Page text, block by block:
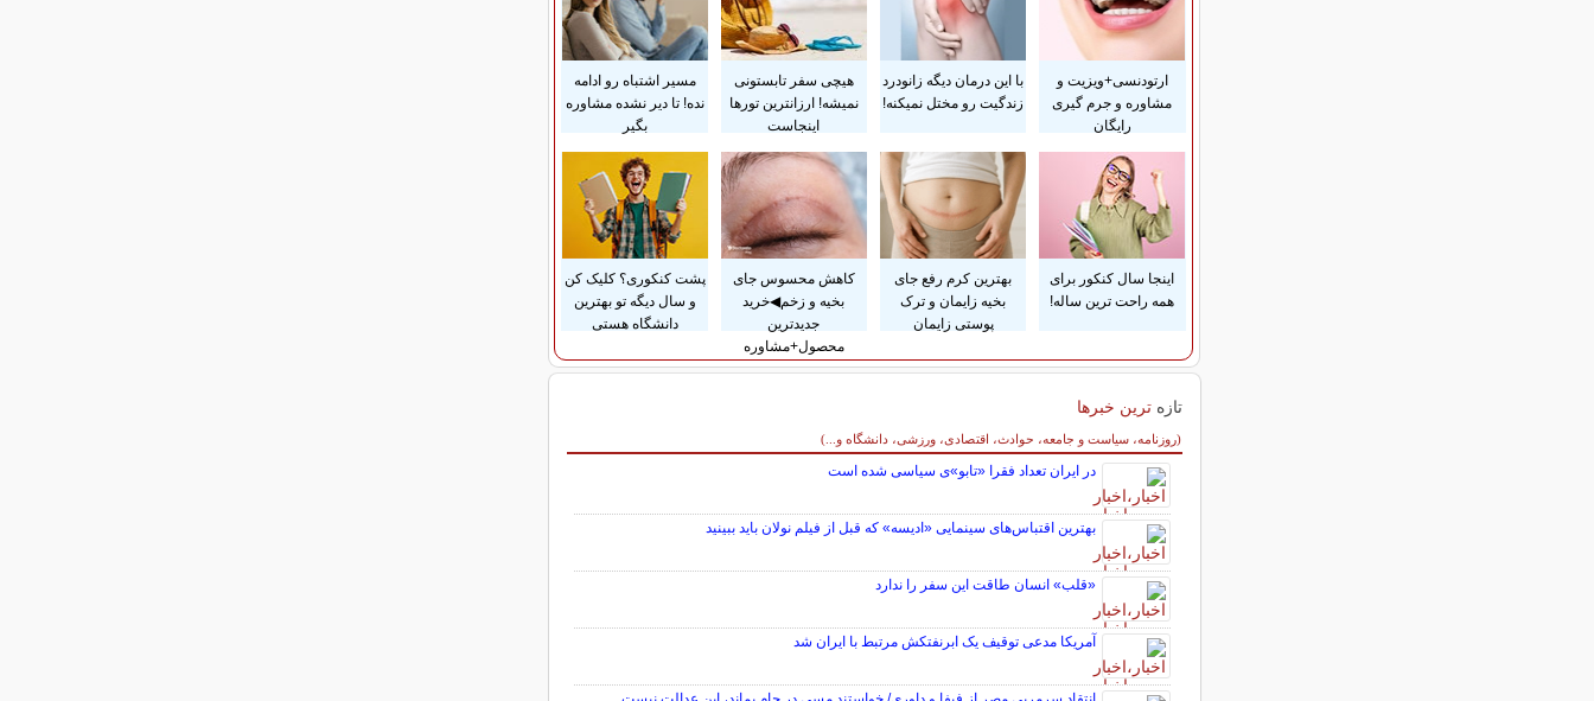
ارتودنسی+ویزیت و
مشاوره و جرم گیری
رایگان
با این درمان دیگه زانودرد
زندگیت رو مختل نمیکنه!
هیچی سفر تابستونی
نمیشه! ارزانترین تورها
اینجاست
مسیر اشتباه رو ادامه
نده! تا دیر نشده مشاوره
بگیر
اینجا سال کنکور برای
همه راحت ترین ساله!
بهترین کرم رفع جای
بخیه زایمان و ترک
پوستی زایمان
کاهش محسوس جای
بخیه و زخم◀خرید
جدیدترین
محصول+مشاوره
پشت کنکوری؟ کلیک کن
و سال دیگه تو بهترین
دانشگاه هستی
تازه ترین خبرها
(روزنامه، سیاست و جامعه، حوادث، اقتصادی، ورزشی، دانشگاه و...)
سایر خبرهای داغ
در ایران تعداد فقرا «تابو»ی سیاسی شده است
بهترین اقتباس‌های سینمایی «ادیسه» که قبل از فیلم نولان باید ببینید
«قلب» انسان طاقت این سفر را ندارد
آمریکا مدعی توقیف یک ابرنفتکش مرتبط با ایران شد